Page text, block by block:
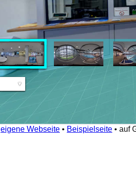
eigene Webseite • Beispielseite • auf